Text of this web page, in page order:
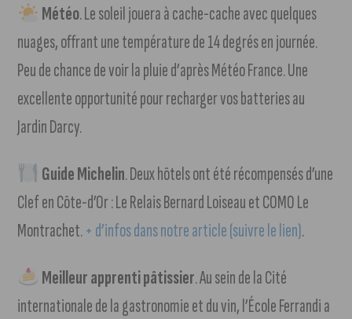
Météo. Le soleil jouera à cache-cache avec quelques
nuages, offrant une température de 14 degrés en journée.
Peu de chance de voir la pluie d’après Météo France. Une
excellente opportunité pour recharger vos batteries au
Jardin Darcy.
Guide Michelin. Deux hôtels ont été récompensés d’une
Clef en Côte-d’Or : Le Relais Bernard Loiseau et COMO Le
Montrachet.+ d’infos dans notre article (suivre le lien).
Meilleur apprenti pâtissier. Au sein de la Cité
internationale de la gastronomie et du vin, l’École Ferrandi a